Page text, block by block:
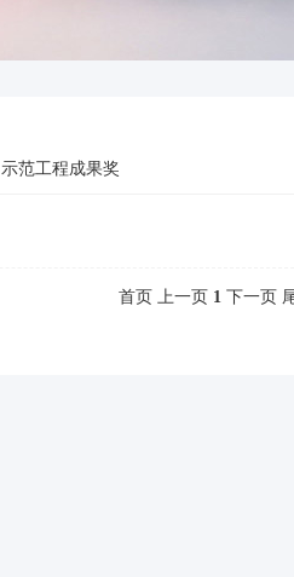
示范工程成果奖
首页 上一页 1 下一页